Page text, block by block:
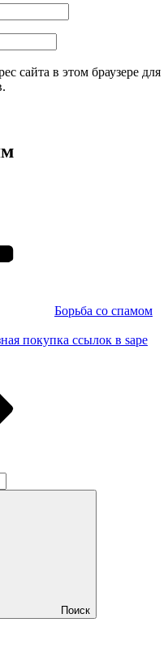
сайта в этом браузере для
Борьба со спамом
покупка ссылок в sape
Поиск